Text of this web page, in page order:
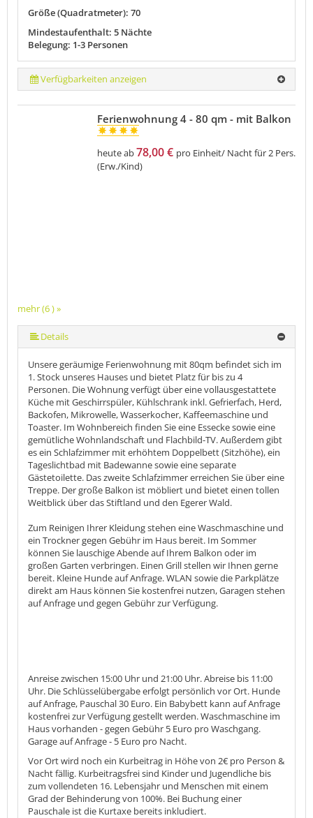
Größe (Quadratmeter): 70
Mindestaufenthalt: 5 Nächte
Belegung: 1-3 Personen
Verfügbarkeiten anzeigen
mehr (6 ) »
mehr (6 ) »
mehr (6 ) »
Ferienwohnung 4 - 80 qm - mit Balkon
heute ab78,00 € pro Einheit/ Nacht für 2 Pers.
(Erw./Kind)
Details
Unsere geräumige Ferienwohnung mit 80qm befindet sich im
1. Stock unseres Hauses und bietet Platz für bis zu 4
Personen. Die Wohnung verfügt über eine vollausgestattete
Küche mit Geschirrspüler, Kühlschrank inkl. Gefrierfach, Herd,
Backofen, Mikrowelle, Wasserkocher, Kaffeemaschine und
Toaster. Im Wohnbereich finden Sie eine Essecke sowie eine
gemütliche Wohnlandschaft und Flachbild-TV. Außerdem gibt
es ein Schlafzimmer mit erhöhtem Doppelbett (Sitzhöhe), ein
Tageslichtbad mit Badewanne sowie eine separate
Gästetoilette. Das zweite Schlafzimmer erreichen Sie über eine
Treppe. Der große Balkon ist möbliert und bietet einen tollen
Weitblick über das Stiftland und den Egerer Wald.
Zum Reinigen Ihrer Kleidung stehen eine Waschmaschine und
ein Trockner gegen Gebühr im Haus bereit. Im Sommer
können Sie lauschige Abende auf Ihrem Balkon oder im
großen Garten verbringen. Einen Grill stellen wir Ihnen gerne
bereit. Kleine Hunde auf Anfrage. WLAN sowie die Parkplätze
direkt am Haus können Sie kostenfrei nutzen, Garagen stehen
auf Anfrage und gegen Gebühr zur Verfügung.
Anreise zwischen 15:00 Uhr und 21:00 Uhr. Abreise bis 11:00
Uhr. Die Schlüsselübergabe erfolgt persönlich vor Ort. Hunde
auf Anfrage, Pauschal 30 Euro. Ein Babybett kann auf Anfrage
kostenfrei zur Verfügung gestellt werden. Waschmaschine im
Haus vorhanden - gegen Gebühr 5 Euro pro Waschgang.
Garage auf Anfrage - 5 Euro pro Nacht.
Vor Ort wird noch ein Kurbeitrag in Höhe von 2€ pro Person &
Nacht fällig. Kurbeitragsfrei sind Kinder und Jugendliche bis
zum vollendeten 16. Lebensjahr und Menschen mit einem
Grad der Behinderung von 100%. Bei Buchung einer
Pauschale ist die Kurtaxe bereits inkludiert.